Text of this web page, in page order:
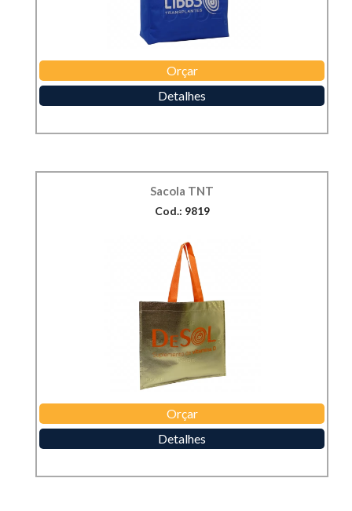
Orçar
Detalhes
Sacola TNT
Cod.: 9819
Orçar
Detalhes